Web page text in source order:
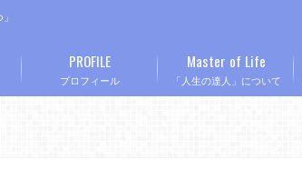
プロフィール
PROFILE
「人生の達人」について
Master of Life